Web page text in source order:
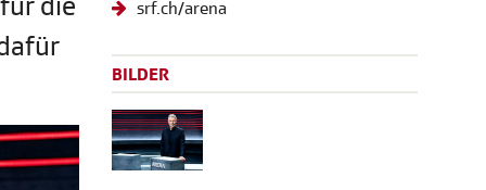
srf.ch/arena
BILDER